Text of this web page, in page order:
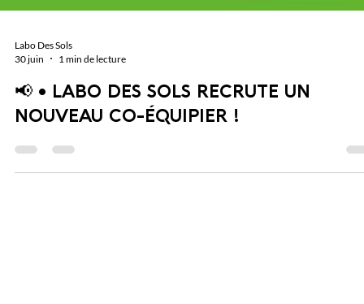
Labo Des Sols
📢 • LABO DES SOLS RECRUTE UN